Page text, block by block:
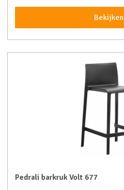
Bekijken
Pedrali barkruk Volt 677